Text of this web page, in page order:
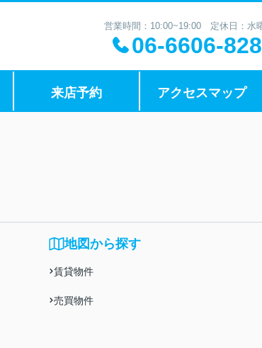
営業時間：10:00~19:00 定休日：水
06-6606-
来店予約 アクセスマップ
地図から探す
賃貸物件
売買物件